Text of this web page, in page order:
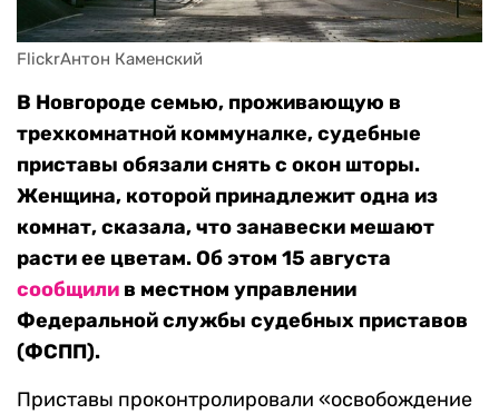
FlickrАнтон Каменский
В Новгороде семью, проживающую в
трехкомнатной коммуналке, судебные
приставы обязали снять с окон шторы.
Женщина, которой принадлежит одна из
комнат, сказала, что занавески мешают
расти ее цветам. Об этом 15 августа
сообщили в местном управлении
Федеральной службы судебных приставов
(ФСПП).
Приставы проконтролировали «освобождение